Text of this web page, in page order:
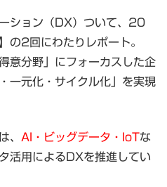
ション（DX）ついて、20
の2回にわたりレポート。
意分野」にフォーカスした企
一元化・サイクル化」を実現
、 AI・ビッグデータ・IoTな
活用によるDXを推進してい